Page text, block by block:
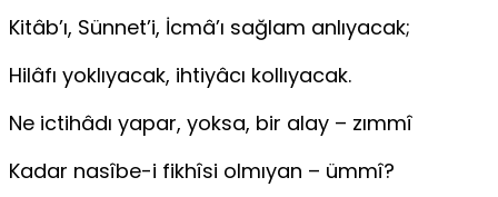
Kitâb’ı, Sünnet’i, İcmâ’ı sağlam anlıyacak;
Hilâfı yoklıyacak, ihtiyâcı kollıyacak.
Ne ictihâdı yapar, yoksa, bir alay – zımmî
Kadar nasîbe-i fikhîsi olmıyan – ümmî?